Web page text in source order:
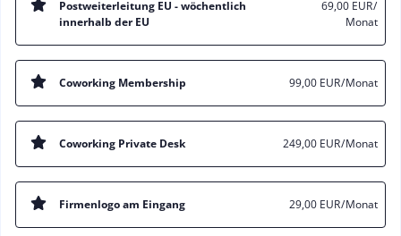
Postweiterleitung EU - wöchentlich
innerhalb der EU
69,00 EUR/
Monat
Coworking Membership 99,00 EUR/ Monat
Coworking Private Desk 249,00 EUR/ Monat
Firmenlogo am Eingang 29,00 EUR/ Monat